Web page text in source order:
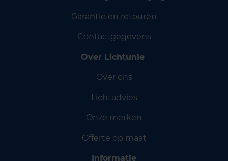
Garantie en retouren
Contactgegevens
Over Lichtunie
Over ons
Lichtadvies
Onze merken
Offerte op maat
Informatie